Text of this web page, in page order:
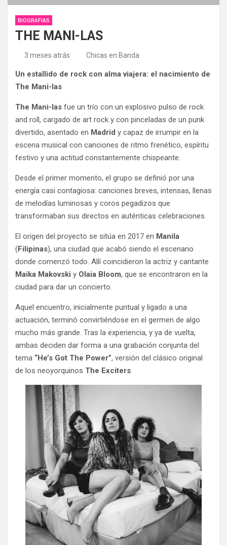
BIOGRAFIAS
THE MANI-LAS
3 meses atrás Chicas en Banda
Un estallido de rock con alma viajera: el nacimiento de
The Mani-las
The Mani-las fue un trío con un explosivo pulso de rock
and roll, cargado de art rock y con pinceladas de un punk
divertido, asentado en Madrid y capaz de irrumpir en la
escena musical con canciones de ritmo frenético, espíritu
festivo y una actitud constantemente chispeante.
Desde el primer momento, el grupo se definió por una
energía casi contagiosa: canciones breves, intensas, llenas
de melodías luminosas y coros pegadizos que
transformaban sus directos en auténticas celebraciones.
El origen del proyecto se sitúa en 2017 en Manila
(Filipinas), una ciudad que acabó siendo el escenario
donde comenzó todo. Allí coincidieron la actriz y cantante
Maika Makovski y Olaia Bloom, que se encontraron en la
ciudad para dar un concierto.
Aquel encuentro, inicialmente puntual y ligado a una
actuación, terminó convirtiéndose en el germen de algo
mucho más grande. Tras la experiencia, y ya de vuelta,
ambas deciden dar forma a una grabación conjunta del
tema “He’s Got The Power”, versión del clásico original
de los neoyorquinos The Exciters.